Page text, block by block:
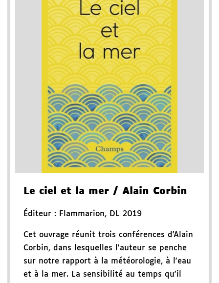
Le ciel et la mer / Alain Corbin
Éditeur : Flammarion, DL 2019
Cet ouvrage réunit trois conférences d'Alain
Corbin, dans lesquelles l'auteur se penche
sur notre rapport à la météorologie, à l'eau
et à la mer. La sensibilité au temps qu'il